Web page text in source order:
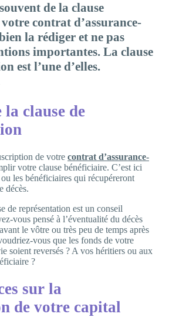
de la clause
contrat d’assurance-
la rédiger et ne pas
importantes. La clause
est l’une d’elles.
la clause de
de votre contrat d’assurance-
votre clause bénéficiaire. C’est ici
les bénéficiaires qui récupéreront
décès.
de représentation est un conseil
vous pensé à l’éventualité du décès
le vôtre ou très peu de temps après
vous que les fonds de votre
soient reversés ? A vos héritiers ou aux
?
sur la
de votre capital